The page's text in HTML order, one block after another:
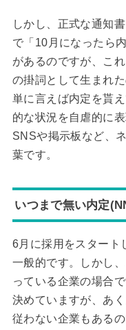
しかし、正式な通知
で「10月になったら
があるのですが、こ
の掛詞として生まれ
単に言えば内定を貰
的な状況を自虐的に
SNSや掲示板など、
葉です。
いつまで無い内定
6月に採用をスタート
一般的です。しかし
っている企業の場合
決めていますが、あ
従わない企業もある